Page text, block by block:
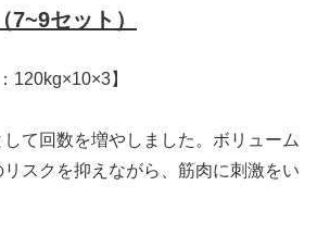
セット）
120kg×10×3】
て回数を増やしました。ボリューム
スクを抑えながら、筋肉に刺激をい